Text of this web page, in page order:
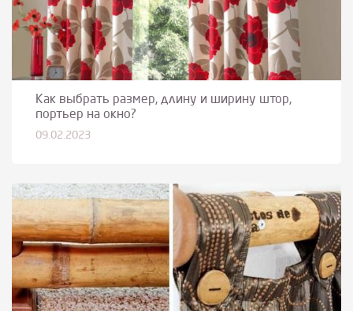
Как выбрать размер, длину и ширину штор,
портьер на окно?
09.02.2023